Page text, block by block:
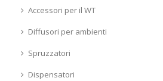
Accessori per il WT
Diffusori per ambienti
Spruzzatori
Dispensatori